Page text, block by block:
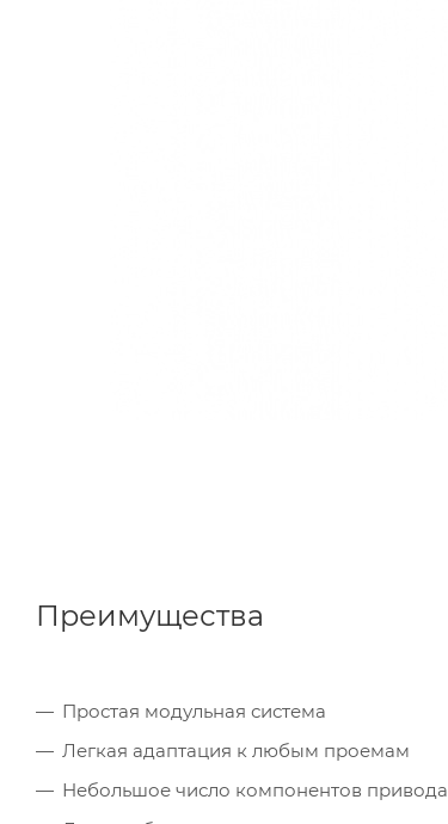
Преимущества
Простая модульная система
Легкая адаптация к любым проемам
Небольшое число компонентов привода